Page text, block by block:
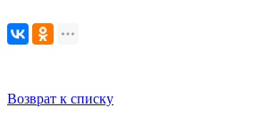
Возврат к списку